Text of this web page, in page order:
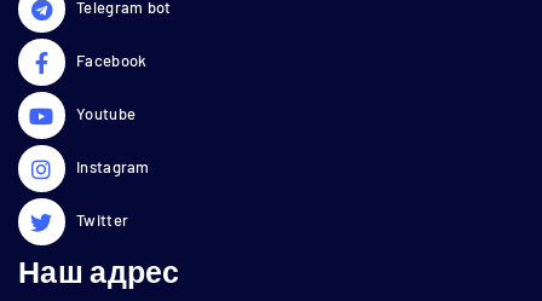
Telegram bot
Facebook
Youtube
Instagram
Twitter
Наш адрес